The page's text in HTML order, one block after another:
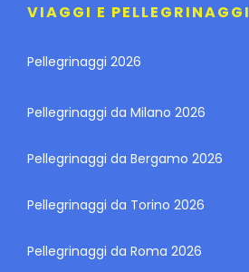
VIAGGI E PELLEGRINAGGI
Pellegrinaggi 2026
Pellegrinaggi da Milano 2026
Pellegrinaggi da Bergamo 2026
Pellegrinaggi da Torino 2026
Pellegrinaggi da Roma 2026